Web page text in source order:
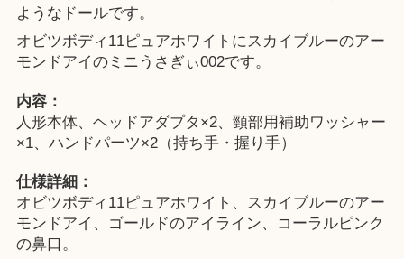
ようなドールです。
オビツボディ11ピュアホワイトにスカイブルーのアー
モンドアイのミニうさぎぃ002です。
内容：
人形本体、ヘッドアダプタ×2、頸部用補助ワッシャー
×1、ハンドパーツ×2（持ち手・握り手）
仕様詳細：
オビツボディ11ピュアホワイト、スカイブルーのアー
モンドアイ、ゴールドのアイライン、コーラルピンク
の鼻口。